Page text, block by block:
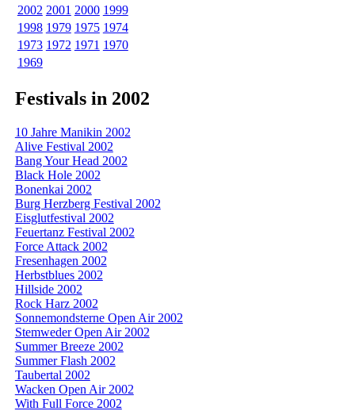
2002 2001 2000 1999
1998 1979 1975 1974
1973 1972 1971 1970
1969
Festivals in 2002
10 Jahre Manikin 2002
Alive Festival 2002
Bang Your Head 2002
Black Hole 2002
Bonenkai 2002
Burg Herzberg Festival 2002
Eisglutfestival 2002
Feuertanz Festival 2002
Force Attack 2002
Fresenhagen 2002
Herbstblues 2002
Hillside 2002
Rock Harz 2002
Sonnemondsterne Open Air 2002
Stemweder Open Air 2002
Summer Breeze 2002
Summer Flash 2002
Taubertal 2002
Wacken Open Air 2002
With Full Force 2002